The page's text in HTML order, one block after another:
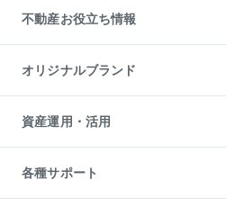
貸すガイド
事業用不動産
マンション投資
投資用マンション
アパート経営
収益物件
ビル購入（ビル一棟）
投資用不動産の売却査定
事業用不動産の売却査定
不動産お役立ち情報
マンションライブラリー
人気マンションランキング
暮らしに役立つ不動産メディア
不動産相場・不動産価格情報
不動産コラム・ニュース
不動産用語集
不動産なんでもネット相談室
住まいの税金
オリジナルブランド
一棟リノベーションマンション
L`GENTE（ルジェンテ）
区分リノベーションマンション
投資用一棟レジデンスWELL
不動産小口投資
資産運用・活用
不動産M&A
アセットマネジメント・出資
各種サポート